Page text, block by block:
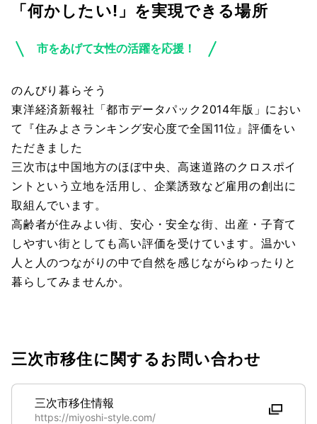
「何かしたい!」を実現できる場所
市をあげて女性の活躍を応援！
のんびり暮らそう
東洋経済新報社「都市データパック2014年版」におい
て『住みよさランキング安心度で全国11位』評価をい
ただきました
三次市は中国地方のほぼ中央、高速道路のクロスポイ
ントという立地を活用し、企業誘致など雇用の創出に
取組んでいます。
高齢者が住みよい街、安心・安全な街、出産・子育て
しやすい街としても高い評価を受けています。温かい
人と人のつながりの中で自然を感じながらゆったりと
暮らしてみませんか。
三次市移住に関するお問い合わせ
三次市移住情報
https://miyoshi-style.com/